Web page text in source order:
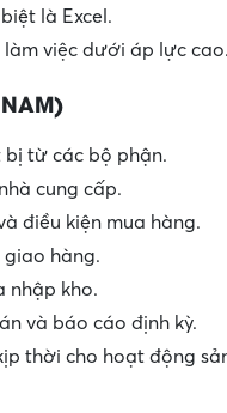
là Excel.
việc dưới áp lực cao.
bị từ các bộ phận.
cung cấp.
điều kiện mua hàng.
hàng.
nhập kho.
và báo cáo định kỳ.
thời cho hoạt động